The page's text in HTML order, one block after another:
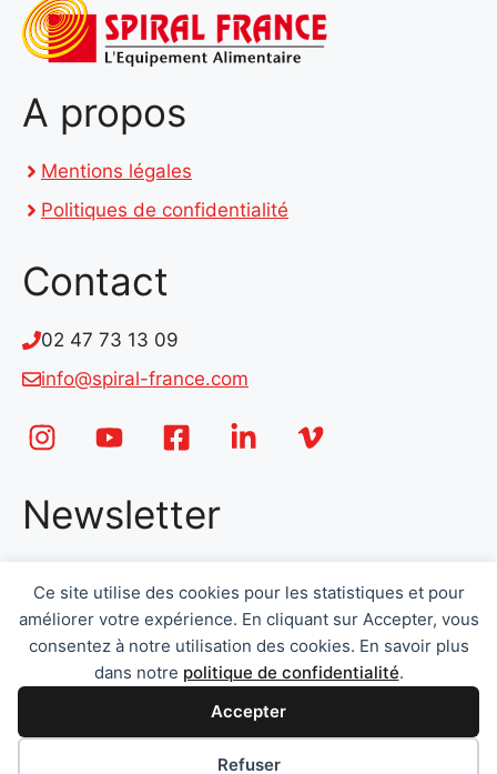
Ce site utilise des cookies pour les statistiques et pour
améliorer votre expérience. En cliquant sur Accepter, vous
consentez à notre utilisation des cookies. En savoir plus
dans notre politique de confidentialité.
Accepter
Refuser
Préférences des cookies
A propos
Mentions légales
Politiques de confidentialité
Contact
02 47 73 13 09
info@spiral-france.com
Newsletter
Email*